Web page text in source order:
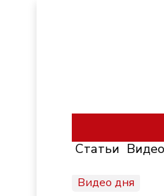
Статьи
Видео дня